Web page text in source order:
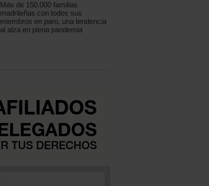
Más de 150.000 familias
madrileñas con todos sus
miembros en paro, una tendencia
al alza en plena pandemia